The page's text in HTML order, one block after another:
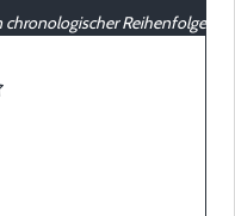
chronologischer Reihenfolge